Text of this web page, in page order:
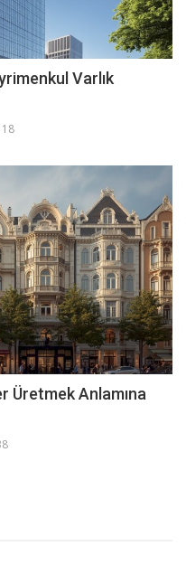
Varlık
Üretmek Anlamına